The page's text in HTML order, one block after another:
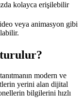
kolayca erişilebilir
veya animasyon gibi
modern ve
yerini alan dijital
bilgilerini hızlı